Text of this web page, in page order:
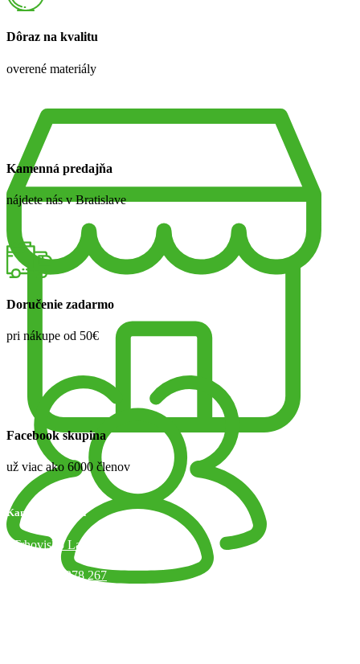
Dôraz na kvalitu
overené materiály
Kamenná predajňa
nájdete nás v Bratislave
Doručenie zadarmo
pri nákupe od 50€
Facebook skupina
už viac ako 6000 členov
Kamenný obchod
Trhovisko Latorická 1, Bratislava
+421 918 378 267